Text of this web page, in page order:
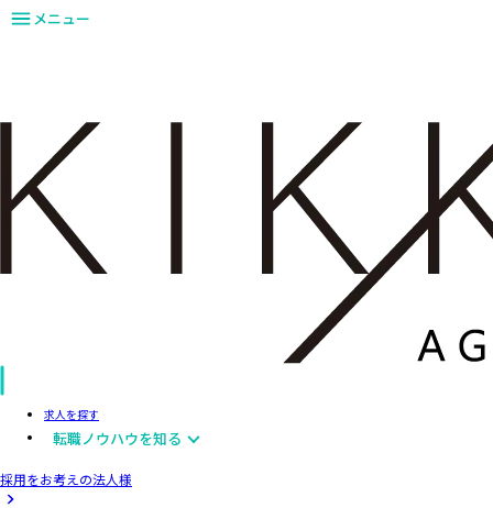
メニュー
求人を探す
転職ノウハウを知る
採用をお考えの法人様